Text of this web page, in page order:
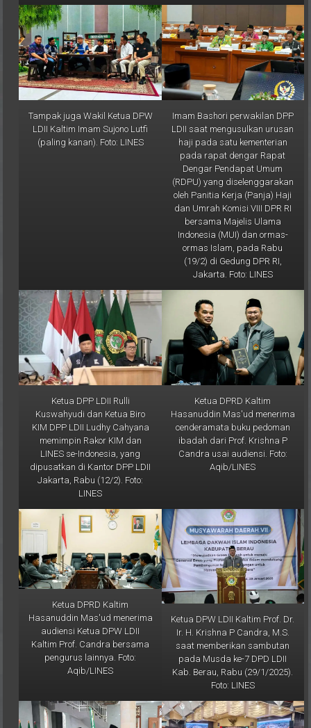
Tampak juga Wakil Ketua DPW
LDII Kaltim Imam Sujono Lutfi
(paling kanan). Foto: LINES
Imam Bashori perwakilan DPP
LDII saat mengusulkan urusan
haji pada satu kementerian
pada rapat dengar Rapat
Dengar Pendapat Umum
(RDPU) yang diselenggarakan
oleh Panitia Kerja (Panja) Haji
dan Umrah Komisi VIII DPR RI
bersama Majelis Ulama
Indonesia (MUI) dan ormas-
ormas Islam, pada Rabu
(19/2) di Gedung DPR RI,
Jakarta. Foto: LINES
Ketua DPP LDII Rulli
Kuswahyudi dan Ketua Biro
KIM DPP LDII Ludhy Cahyana
memimpin Rakor KIM dan
LINES se-Indonesia, yang
dipusatkan di Kantor DPP LDII
Jakarta, Rabu (12/2). Foto:
LINES
Ketua DPRD Kaltim
Hasanuddin Mas'ud menerima
cenderamata buku pedoman
ibadah dari Prof. Krishna P
Candra usai audiensi. Foto:
Aqib/LINES
Ketua DPRD Kaltim
Hasanuddin Mas'ud menerima
audiensi Ketua DPW LDII
Kaltim Prof. Candra bersama
pengurus lainnya. Foto:
Aqib/LINES
Ketua DPW LDII Kaltim Prof. Dr.
Ir. H. Krishna P Candra, M.S.
saat memberikan sambutan
pada Musda ke-7 DPD LDII
Kab. Berau, Rabu (29/1/2025).
Foto: LINES